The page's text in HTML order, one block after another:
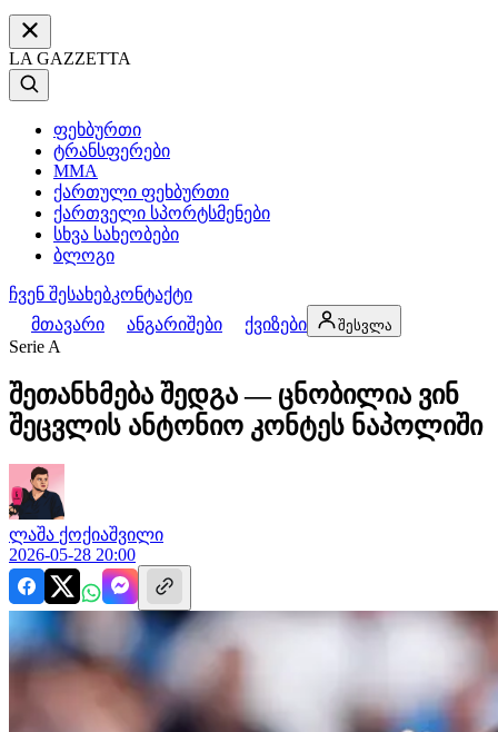
LA GAZZETTA
ფეხბურთი
ტრანსფერები
MMA
ქართული ფეხბურთი
ქართველი სპორტსმენები
სხვა სახეობები
ბლოგი
ჩვენ შესახებკონტაქტი
მთავარი
ანგარიშები ქვიზები შესვლა
Serie A
შეთანხმება შედგა — ცნობილია ვინ
შეცვლის ანტონიო კონტეს ნაპოლიში
ლაშა ქოქიაშვილი
2026-05-28 20:00